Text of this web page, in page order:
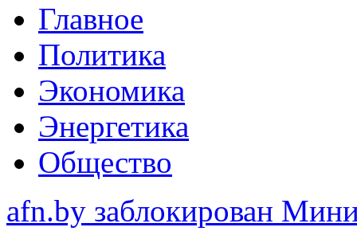
Главное
Политика
Экономика
Энергетика
Общество
afn.by заблокирован